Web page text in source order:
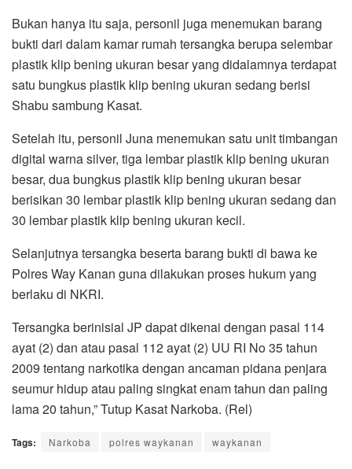
Bukan hanya itu saja, personil juga menemukan barang
bukti dari dalam kamar rumah tersangka berupa selembar
plastik klip bening ukuran besar yang didalamnya terdapat
satu bungkus plastik klip bening ukuran sedang berisi
Shabu sambung Kasat.
Setelah itu, personil Juna menemukan satu unit timbangan
digital warna silver, tiga lembar plastik klip bening ukuran
besar, dua bungkus plastik klip bening ukuran besar
berisikan 30 lembar plastik klip bening ukuran sedang dan
30 lembar plastik klip bening ukuran kecil.
Selanjutnya tersangka beserta barang bukti di bawa ke
Polres Way Kanan guna dilakukan proses hukum yang
berlaku di NKRI.
Tersangka berinisial JP dapat dikenai dengan pasal 114
ayat (2) dan atau pasal 112 ayat (2) UU RI No 35 tahun
2009 tentang narkotika dengan ancaman pidana penjara
seumur hidup atau paling singkat enam tahun dan paling
lama 20 tahun,” Tutup Kasat Narkoba. (Rel)
Tags: Narkoba polres waykanan waykanan